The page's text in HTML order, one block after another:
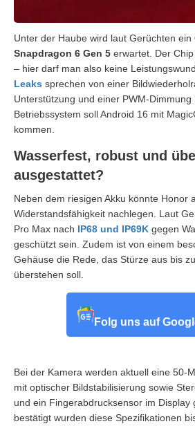
Unter der Haube wird laut Gerüchten ein
Snapdragon 6 Gen 5 erwartet. Der
– hier darf man also keine
Leaks sprechen von einer
Unterstützung und einer PWM-Dimmung
Betriebssystem soll Android 16 mit
kommen.
Wasserfest, robust und
ausgestattet?
Neben dem riesigen Akku könnte Honor
Widerstandsfähigkeit nachlegen. Laut
Pro Max nach IP68 und IP69K gegen
geschützt sein. Zudem ist von einem
Gehäuse die Rede, das Stürze aus bis
überstehen soll.
Folg uns auf
Bei der Kamera werden aktuell eine 50-
mit optischer Bildstabilisierung sowie
und ein Fingerabdrucksensor im Display
bestätigt wurden diese Spezifikationen